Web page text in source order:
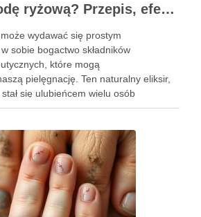
Jak zrobić wodę ryżową? Przepis, efekty i zastosowanie w pielęgnacji
wydawać się prostym
sobie bogactwo składników
które mogą
pielęgnację. Ten naturalny eliksir,
się ulubieńcem wielu osób
oraz kondycję skóry. Dzięki